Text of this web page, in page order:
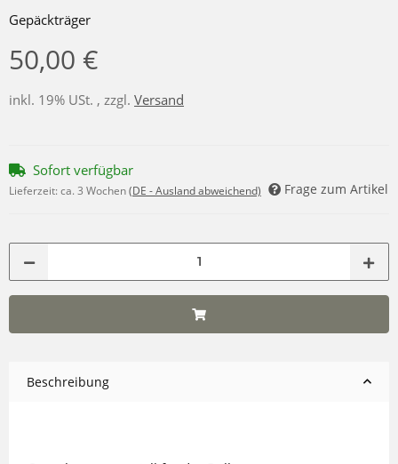
Gepäckträger
50,00 €
inkl. 19% USt. , zzgl. Versand
Sofort verfügbar
Lieferzeit: ca. 3 Wochen(DE - Ausland abweichend) Frage zum Artikel
Beschreibung